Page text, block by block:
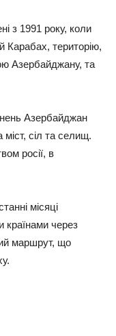
з 1991 року, коли
Карабах, територію,
Азербайджану, та
Азербайджан
міст, сіл та селищ.
росії, в
місяці
країнами через
маршрут, що